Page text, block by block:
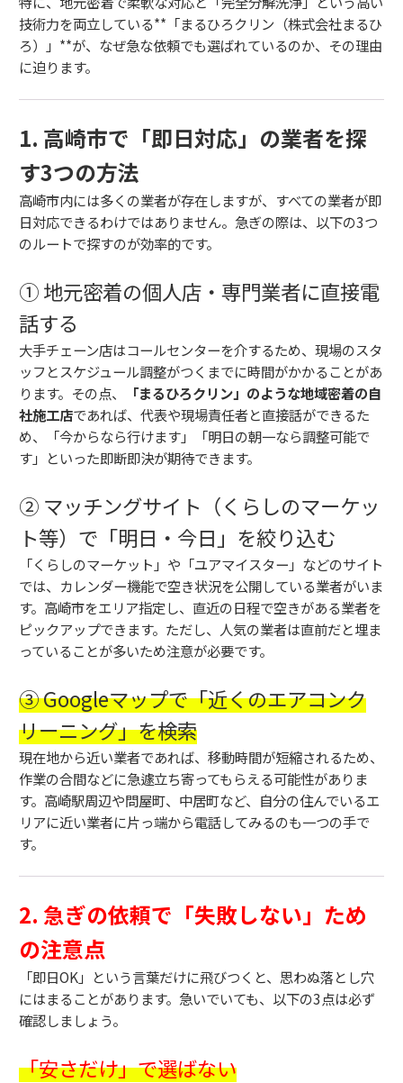
技術力を両立している**「まるひろクリン（株式会社まるひ
ろ）」**が、なぜ急な依頼でも選ばれているのか、その理由
に迫ります。
1. 高崎市で「即日対応」の業者を探
す3つの方法
高崎市内には多くの業者が存在しますが、すべての業者が即
日対応できるわけではありません。急ぎの際は、以下の3つ
のルートで探すのが効率的です。
① 地元密着の個人店・専門業者に直接電
話する
大手チェーン店はコールセンターを介するため、現場のスタ
ッフとスケジュール調整がつくまでに時間がかかることがあ
ります。その点、
「まるひろクリン」のような地域密着の自
社施工店であれば、代表や現場責任者と直接話ができるた
め、「今からなら行けます」「明日の朝一なら調整可能で
す」といった即断即決が期待できます。
② マッチングサイト（くらしのマーケッ
ト等）で「明日・今日」を絞り込む
「くらしのマーケット」や「ユアマイスター」などのサイト
では、カレンダー機能で空き状況を公開している業者がいま
す。高崎市をエリア指定し、直近の日程で空きがある業者を
ピックアップできます。ただし、人気の業者は直前だと埋ま
っていることが多いため注意が必要です。
③ Googleマップで「近くのエアコンク
リーニング」を検索
現在地から近い業者であれば、移動時間が短縮されるため、
作業の合間などに急遽立ち寄ってもらえる可能性がありま
す。高崎駅周辺や問屋町、中居町など、自分の住んでいるエ
リアに近い業者に片っ端から電話してみるのも一つの手で
す。
2. 急ぎの依頼で「失敗しない」ため
の注意点
「即日OK」という言葉だけに飛びつくと、思わぬ落とし穴
にはまることがあります。急いでいても、以下の3点は必ず
確認しましょう。
「安さだけ」で選ばない